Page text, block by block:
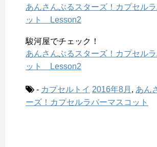
あんさんぶるスターズ！カプセル
ット Lesson2
駿河屋でチェック！
あんさんぶるスターズ！カプセル
ット Lesson2
- カプセルトイ 2016年8月 , あん
ーズ！カプセルラバーマスコット